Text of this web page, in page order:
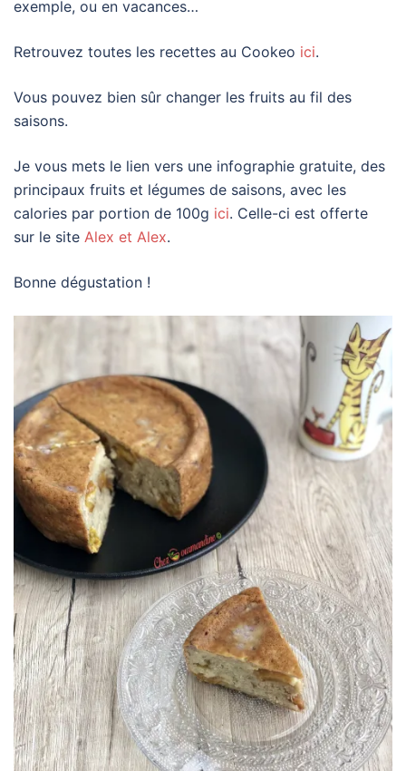
exemple, ou en vacances…
Retrouvez toutes les recettes au Cookeo ici.
Vous pouvez bien sûr changer les fruits au fil des
saisons.
Je vous mets le lien vers une infographie gratuite, des
principaux fruits et légumes de saisons, avec les
calories par portion de 100g ici. Celle-ci est offerte
sur le site Alex et Alex.
Bonne dégustation !